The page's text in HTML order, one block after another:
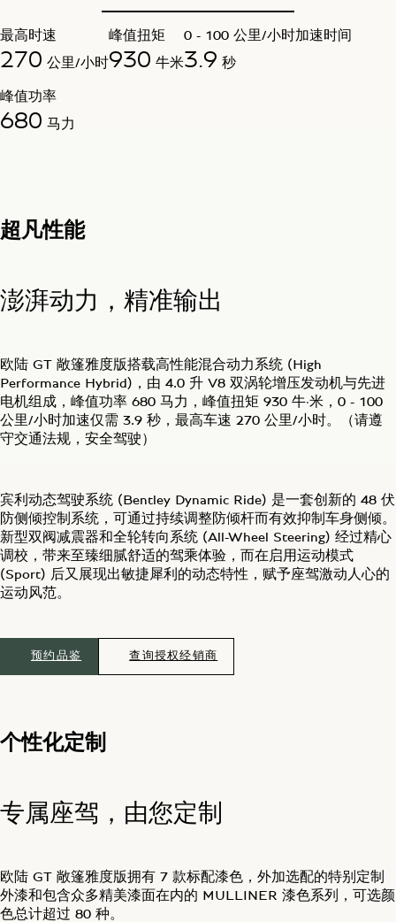
最高时速
270 公里/小时
峰值扭矩
930 牛米
0 - 100 公里/小时加速时间
3.9 秒
峰值功率
680 马力
超凡性能
澎湃动力，精准输出
欧陆 GT 敞篷雅度版搭载高性能混合动力系统 (High
Performance Hybrid)，由 4.0 升 V8 双涡轮增压发动机与先进
电机组成，峰值功率 680 马力，峰值扭矩 930 牛·米，0 - 100
公里/小时加速仅需 3.9 秒，最高车速 270 公里/小时。（请遵
守交通法规，安全驾驶）
宾利动态驾驶系统 (Bentley Dynamic Ride) 是一套创新的 48 伏
防侧倾控制系统，可通过持续调整防倾杆而有效抑制车身侧倾。
新型双阀减震器和全轮转向系统 (All-Wheel Steering) 经过精心
调校，带来至臻细腻舒适的驾乘体验，而在启用运动模式
(Sport) 后又展现出敏捷犀利的动态特性，赋予座驾激动人心的
运动风范。
预约品鉴 查询授权经销商
个性化定制
专属座驾，由您定制
欧陆 GT 敞篷雅度版拥有 7 款标配漆色，外加选配的特别定制
外漆和包含众多精美漆面在内的 MULLINER 漆色系列，可选颜
色总计超过 80 种。